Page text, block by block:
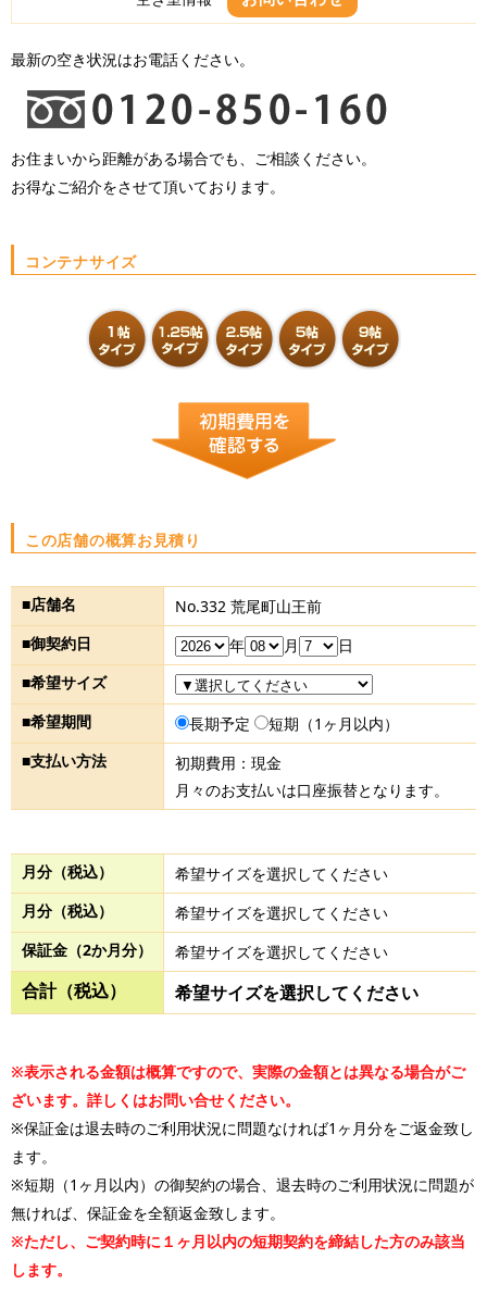
最新の空き状況はお電話ください。
お住まいから距離がある場合でも、ご相談ください。
お得なご紹介をさせて頂いております。
コンテナサイズ
この店舗の概算お見積り
■店舗名
No.332 荒尾町山王前
■御契約日
年 月
日
■希望サイズ
■希望期間
長期予定
短期（1ヶ月以内）
■支払い方法
初期費用：現金
月々のお支払いは口座振替となります。
月分（税込）
希望サイズを選択してください
月分（税込）
希望サイズを選択してください
保証金（2か月分）
希望サイズを選択してください
合計（税込） 希望サイズを選択してください
※表示される金額は概算ですので、実際の金額とは異なる場合がご
ざいます。詳しくはお問い合せください。
※保証金は退去時のご利用状況に問題なければ1ヶ月分をご返金致し
ます。
※短期（1ヶ月以内）の御契約の場合、退去時のご利用状況に問題が
無ければ、保証金を全額返金致します。
※ただし、ご契約時に１ヶ月以内の短期契約を締結した方のみ該当
します。